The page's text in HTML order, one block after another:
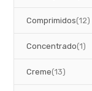
Comprimidos 12
Concentrado 1
Creme 13
artigos